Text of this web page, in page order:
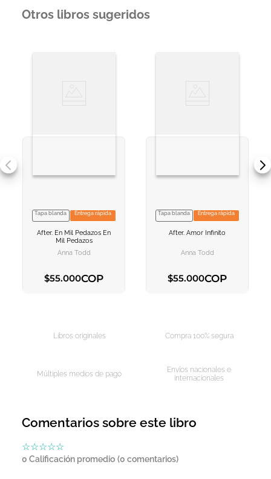
Otros libros sugeridos
VER INFORMACION
AGREGAR AL
Tapa blanda Entrega rápida
After. En Mil Pedazos En
Mil Pedazos
Anna Todd
$55.000COP
VER INFORMACION
Tapa blanda Entrega rápida
After. Amor Infinito
Anna Todd
$55.000COP
Libros originales Compra 100% segura
Múltiples medios de pago
Envíos nacionales e
internacionales
Comentarios sobre este libro
☆☆☆☆☆
0 Calificación promedio (0 comentarios)